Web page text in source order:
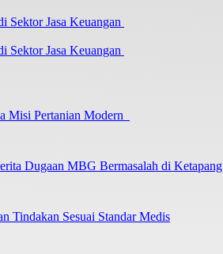
Sektor Jasa Keuangan
Misi Pertanian Modern
Dugaan MBG Bermasalah di Ketapang
Tindakan Sesuai Standar Medis